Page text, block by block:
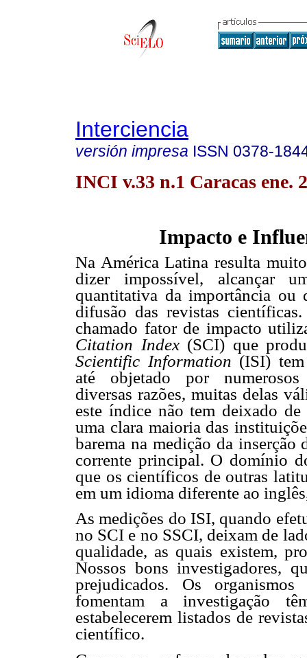
Interciencia
versión impresa ISSN 0378-
INCI v.33 n.1 Caracas ene.
Impacto e
Na América Latina resulta
dizer impossível, alcançar
quantitativa da importância ou
difusão das revistas
chamado fator de impacto
Citation Index(SCI) que
Scientific Information (ISI)
até objetado por
diversas razões, muitas delas
este índice não tem deixado
uma clara maioria das
barema na medição da inserção
corrente principal. O domínio
que os científicos de outras
em um idioma diferente ao
As medições do ISI, quando
no SCI e no SSCI, deixam de
qualidade, as quais existem,
Nossos bons investigadores,
prejudicados. Os
fomentam a investigação
estabelecerem listados de
científico.